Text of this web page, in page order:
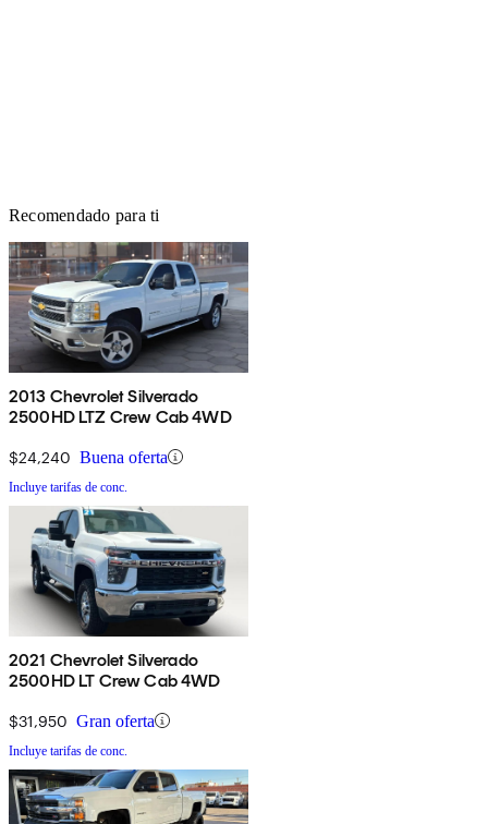
Recomendado para ti
2013 Chevrolet Silverado
2500HD LTZ Crew Cab 4WD
$24,240 Buena oferta
Incluye tarifas de conc.
2021 Chevrolet Silverado
2500HD LT Crew Cab 4WD
$31,950 Gran oferta
Incluye tarifas de conc.